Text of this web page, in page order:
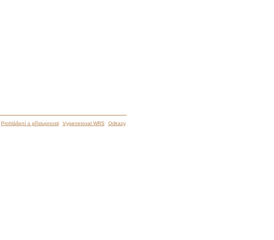
Prohlášení o přístupnosti Vygeneroval WRS Odkazy